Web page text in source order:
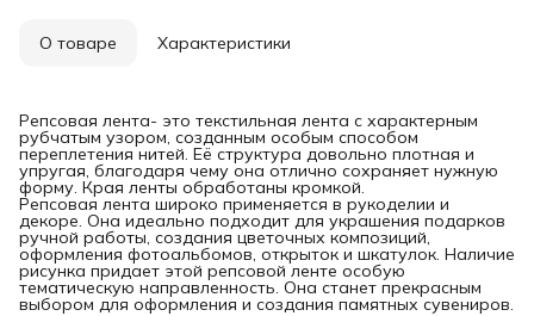
О товаре Характеристики
Репсовая лента- это текстильная лента с характерным
рубчатым узором, созданным особым способом
переплетения нитей. Её структура довольно плотная и
упругая, благодаря чему она отлично сохраняет нужную
форму. Края ленты обработаны кромкой.
Репсовая лента широко применяется в рукоделии и
декоре. Она идеально подходит для украшения подарков
ручной работы, создания цветочных композиций,
оформления фотоальбомов, открыток и шкатулок. Наличие
рисунка придает этой репсовой ленте особую
тематическую направленность. Она станет прекрасным
выбором для оформления и создания памятных сувениров.